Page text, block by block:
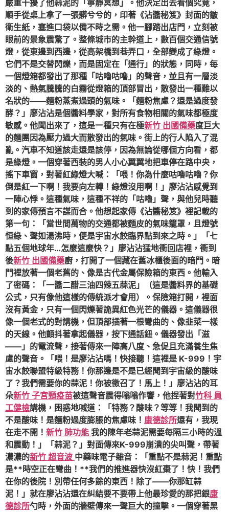
嚴重干擾了他蒜泥的「寧靜冥想」。他決定出去看個究竟，
順手從桌上拿了一張髒兮兮的，印著《沾醬秘笈》封面的皺
衛生紙，塞進口袋以備不時之需。他一腳踏出店門，立刻被
眼前的景象震驚了。整條城市的主幹道上，數百個交通信號
燈，從東邊到西邊，從高架橋到巷弄口，全部變成了綠燈。
它們不是交替閃爍，而是固定在「通行」的狀態，同時，每
一個燈箱都發出了那種「咕嚕咕嚕」的聲音，並且有一層淡
淡的、熱氣騰騰的白霧從燈箱的頂部冒出，散發出一種難以
名狀的——麵粉蒸煮過頭的氣味。「麵粉焦慮？還是過度發
酵？」廖沾沾是個醬料學家，對所有食物相關的氣味都極度
敏感。他聞出來了，這是一種只有在極新竹 出國備藥度巨大
的麵團因為壓力過大而散發出的氣味。街上的行人陷入了混
亂。汽車不知道該走還是該停，因為無論從哪個方向看，都
是綠燈。一個穿著西裝的男人小心翼翼地把車停在路中央，
搖下車窗，對著紅綠燈大喊：「喂！你為什麼咕嚕咕嚕？你
倒是紅一下啊！我要向左轉！綠燈沒用啊！」廖沾沾感覺到
一陣心悸。這種氣味，這種不祥的「咕嚕」聲，與他兒時聽
到的家傳預言不謀而合。他想起家傳《沾醬秘笈》裡記載的
第一句：「當世間萬物的交通都被麵皮的氣味籠罩，且燈號
恒綠、聲如湯沸時，便是宇宙水餃臨界點到來之時。」「七
點五個地球年…怎麼這麼快？」廖沾沾猛地衝回店裡，衝到
後新竹 出國備藥廚，打開了一個藏在舊冰櫃後面的暗門。暗
門裡放著一個老舊的、像是古代金屬保險箱的東西。他輸入
了密碼：「一醬二醋三油四辣五蒜泥」（這是醬料界的基礎
公式，只有像他這樣的傳統派才會用）。保險箱打開，裡面
沒有黃金，只有一個閃爍著詭異紅色光芒的儀器。這儀器很
像一個老式的對講機，但頂部插著一根彎曲的、像韭菜一樣
的天線。他顫抖著拿起儀器，按下通話鈕。儀器發出「滋
——」的電流聲，接著傳來一陣高八度、急促且充滿養生焦
慮的聲音。「喂！是廖沾沾嗎！快接聽！這裡是 K-999！宇
宙水餃聯盟特級特務！你那邊是不是已經聞到宇宙級的酸味
了？我們需要你的蒜泥！你被徵召了！馬上！」廖沾沾的耳
朵新竹 子宮頸疫苗被這聲音震得嗡嗡作響，他捏著對竹科 員
工健檢講機，困惑地喊道：「特務？酸味？等等！我聞到的
不是酸味！是麵粉過度膨脹的焦慮味！ 康德診所還有，我現
在走不開！ 新竹 肺功能 我的陳年老蒜泥需要每隔三小時的溫
和震動！」「蒜泥？」對面傳來K-999崩潰的尖叫聲，帶著
濃濃的新竹 超音波 中藥味電子雜音：「重點不是蒜泥！重點
是**時空正在彎曲！**我們的推進器快沒紅棗了！快！我們
在你的後院！別帶任何多餘的東西！除了——你那缸蒜
泥！」就在廖沾沾還在糾結要不要帶上他最珍愛的那把銀康
德診所勺時，外面的牆壁傳來一聲巨大的撞擊。一個穿著黑